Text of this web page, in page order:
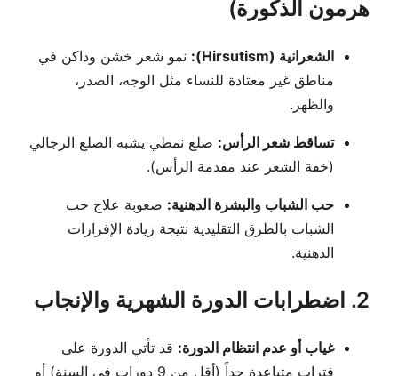
هرمون الذكورة)
الشعرانية (Hirsutism):
نمو شعر خشن وداكن في
مناطق غير معتادة للنساء مثل الوجه، الصدر،
والظهر.
تساقط شعر الرأس: صلع نمطي يشبه الصلع الرجالي
(خفة الشعر عند مقدمة الرأس).
حب الشباب والبشرة الدهنية: صعوبة علاج حب
الشباب بالطرق التقليدية نتيجة زيادة الإفرازات
الدهنية.
2. اضطرابات الدورة الشهرية والإنجاب
غياب أو عدم انتظام الدورة: قد تأتي الدورة على
فترات متباعدة جداً (أقل من 9 دورات في السنة) أو